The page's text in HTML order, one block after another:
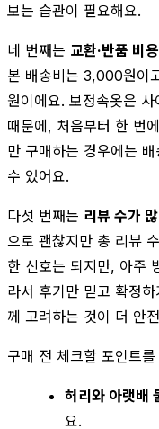
보는 습관이 필요해요.
네 번째는 교환·반품 비
본 배송비는 3,000원이
원이에요. 보정속옷은
때문에, 처음부터 한 번
만 구매하는 경우에는
수 있어요.
다섯 번째는 리뷰 수가
으로 괜찮지만 총 리뷰
한 신호는 되지만, 아주
라서 후기만 믿고 확정
께 고려하는 것이 더 안
구매 전 체크할 포인트
허리와 아랫배
요.